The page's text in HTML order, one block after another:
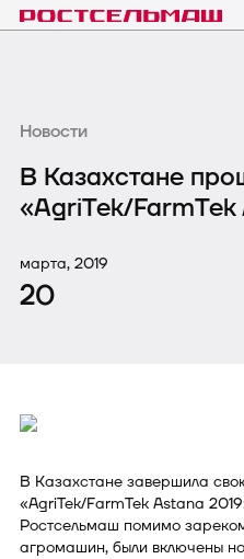
Новости
В Казахстане
«AgriTek/
марта, 2019
20
В Казахстане завершила
«AgriTek/FarmTek Astana
Ростсельмаш помимо
агромашин, были включены